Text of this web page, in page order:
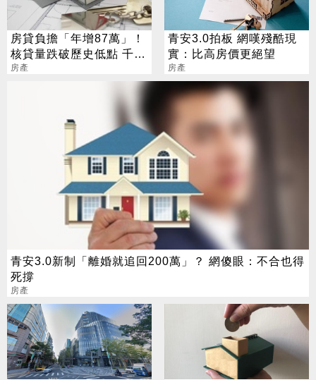
房貸負擔「年增87萬」！
核貸量跌破歷史低點 千萬
宅成新常態
房產
青安3.0拍板 網嘆殘酷現
實：比高房價更絕望
房產
青安3.0新制「離婚就追回200萬」？ 網傻眼：不合也得
死撐
房產